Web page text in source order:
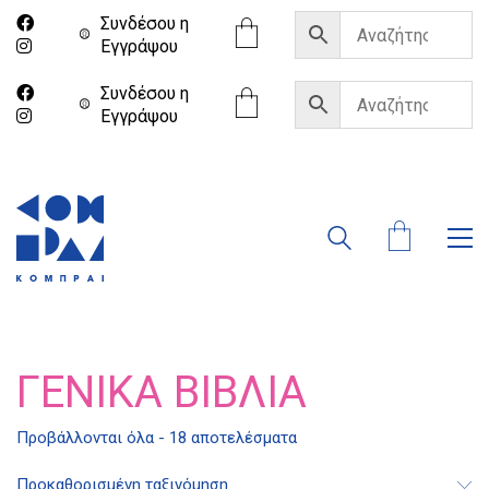
Συνδέσου η
Eγγράψου
Συνδέσου η
Eγγράψου
ΓΕΝΙΚΆ ΒΙΒΛΊΑ
Προβάλλονται όλα - 18 αποτελέσματα
Προκαθορισμένη ταξινόμηση